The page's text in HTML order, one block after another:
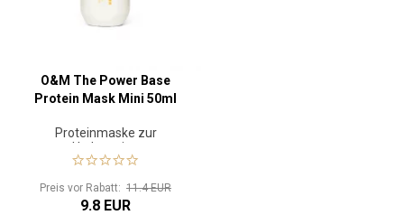
O&M The Power Base
Protein Mask Mini 50ml
Proteinmaske zur
Hydratation
Preis vor Rabatt: 11.4 EUR
9.8 EUR